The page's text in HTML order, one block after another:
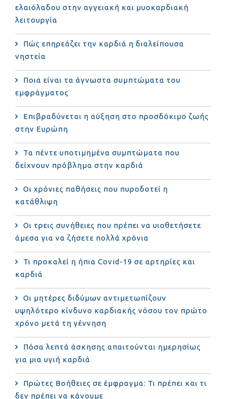
ελαιόλαδου στην αγγειακή και μυοκαρδιακή
λειτουργία
Πώς επηρεάζει την καρδιά η διαλείπουσα
νηστεία
Ποια είναι τα άγνωστα συμπτώματα του
εμφράγματος
Επιβραδύνεται η αύξηση στο προσδόκιμο ζωής
στην Ευρώπη
Τα πέντε υποτιμημένα συμπτώματα που
δείχνουν πρόβλημα στην καρδιά
Οι χρόνιες παθήσεις που πυροδοτεί η
κατάθλιψη
Οι τρεις συνήθειες που πρέπει να υιοθετήσετε
άμεσα για να ζήσετε πολλά χρόνια
Τι προκαλεί η ήπια Covid-19 σε αρτηρίες και
καρδιά
Οι μητέρες διδύμων αντιμετωπίζουν
υψηλότερο κίνδυνο καρδιακής νόσου τον πρώτο
χρόνο μετά τη γέννηση
Πόσα λεπτά άσκησης απαιτούνται ημερησίως
για μια υγιή καρδιά
Πρώτες Βοήθειες σε έμφραγμα: Τι πρέπει και τι
δεν πρέπει να κάνουμε